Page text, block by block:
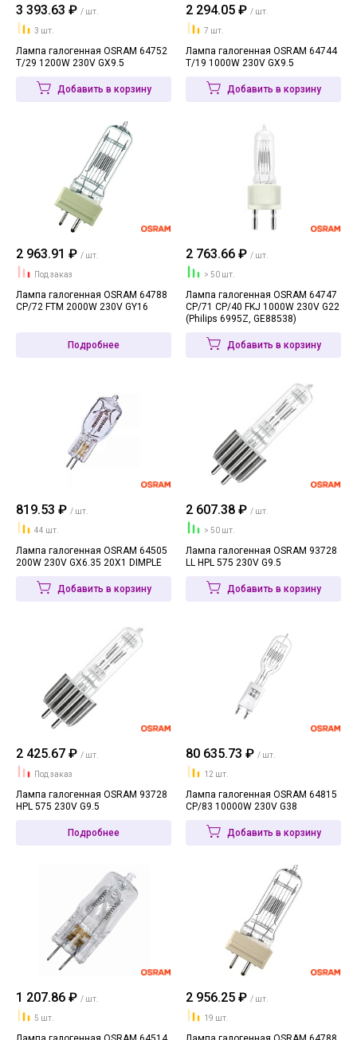
3 393.63 ₽ / шт.
3 шт.
Лампа галогенная OSRAM 64752
T/29 1200W 230V GX9.5
Добавить в корзину
2 294.05 ₽ / шт.
7 шт.
Лампа галогенная OSRAM 64744
T/19 1000W 230V GX9.5
Добавить в корзину
2 963.91 ₽ / шт.
Под заказ
Лампа галогенная OSRAM 64788
CP/72 FTM 2000W 230V GY16
Подробнее
2 763.66 ₽ / шт.
> 50 шт.
Лампа галогенная OSRAM 64747
CP/71 CP/40 FKJ 1000W 230V G22
(Philips 6995Z, GE88538)
Добавить в корзину
819.53 ₽ / шт.
44 шт.
Лампа галогенная OSRAM 64505
200W 230V GX6.35 20X1 DIMPLE
Добавить в корзину
2 607.38 ₽ / шт.
> 50 шт.
Лампа галогенная OSRAM 93728
LL HPL 575 230V G9.5
Добавить в корзину
2 425.67 ₽ / шт.
Под заказ
Лампа галогенная OSRAM 93728
HPL 575 230V G9.5
Подробнее
80 635.73 ₽ / шт.
12 шт.
Лампа галогенная OSRAM 64815
CP/83 10000W 230V G38
Добавить в корзину
1 207.86 ₽ / шт.
5 шт.
2 956.25 ₽ / шт.
19 шт.